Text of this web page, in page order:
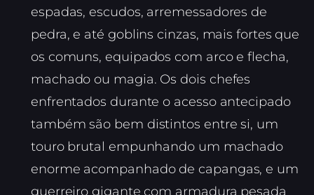
espadas, escudos, arremessadores de
pedra, e até goblins cinzas, mais fortes que
os comuns, equipados com arco e flecha,
machado ou magia. Os dois chefes
enfrentados durante o acesso antecipado
também são bem distintos entre si, um
touro brutal empunhando um machado
enorme acompanhado de capangas, e um
guerreiro gigante com armadura pesada